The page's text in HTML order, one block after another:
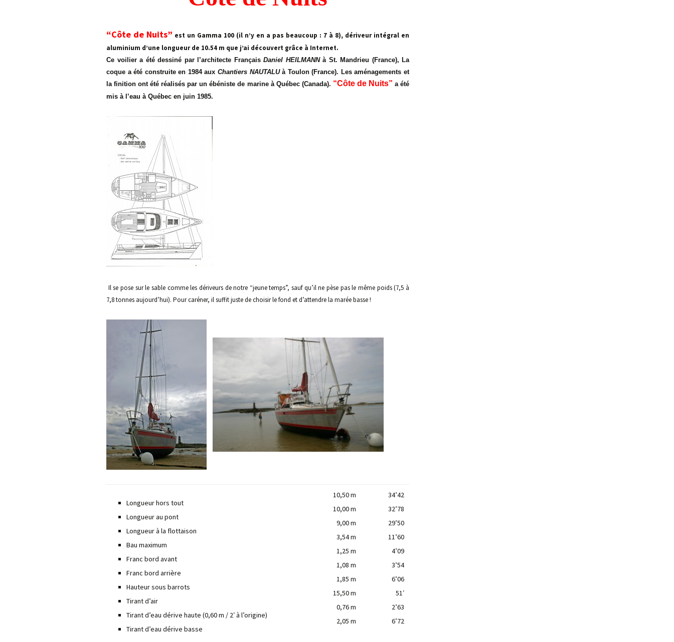
Descriptif de Côte de
Galerie photo \”Côte de
Nuits\”
Horaires des Marées à
Trébeurden
Newsletter 9 – Oct 2015
Newsletter 10 – Déc 2015
Newsletter 11 – AG
“Côte de Nuits” est un Gamma 100 (il n’y en a pas beaucoup : 7 à 8), dériveur intégral en
aluminium d’une longueur de 10.54 m que j’ai découvert grâce à Internet.
Ce voilier a été dessiné par l’architecte Français Daniel HEILMANN à St. Mandrieu (France), La
coque a été construite en 1984 aux Chantiers NAUTALUà Toulon (France). Les aménagements et
la finition ont été réalisés par un ébéniste de marine à Québec (Canada). “Côte de Nuits” a été
mis à l’eau à Québec en juin 1985.
Il se pose sur le sable comme les dériveurs de notre “jeune temps”, sauf qu’il ne pèse pas le même poids (7,5 à
7,8 tonnes aujourd’hui). Pour caréner, il suffit juste de choisir le fond et d’attendre la marée basse !
Longueur hors tout
Longueur au pont
Longueur à la flottaison
Bau maximum
Franc bord avant
Franc bord arrière
Hauteur sous barrots
Tirant d’air
Tirant d’eau dérive haute (0,60 m / 2′ à l’origine)
Tirant d’eau dérive basse
10,50 m
10,00 m
9,00 m
3,54 m
1,25 m
1,08 m
1,85 m
15,50 m
0,76 m
2,05 m
34’42
32’78
29’50
11’60
4’09
3’54
6’06
51′
2’63
6’72